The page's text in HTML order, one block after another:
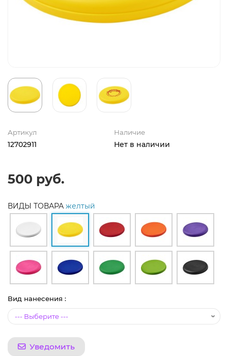
Артикул
12702911
Наличие
Нет в наличии
500 руб.
ВИДЫ ТОВАРА желтый
Вид нанесения :
Уведомить